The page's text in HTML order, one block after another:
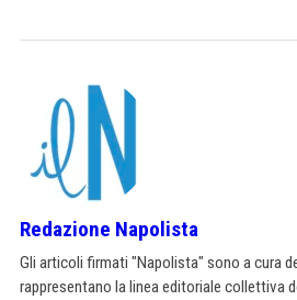
Redazione Napolista
Gli articoli firmati "Napolista" sono a cura
rappresentano la linea editoriale collettiva